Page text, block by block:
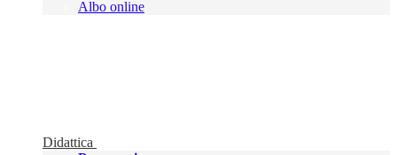
Albo online
Didattica